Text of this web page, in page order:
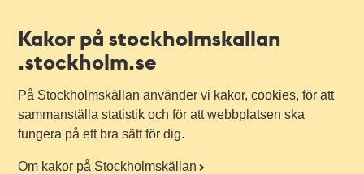
Kakor på stockholmskallan
.stockholm.se
På Stockholmskällan använder vi kakor, cookies, för att
sammanställa statistik och för att webbplatsen ska
fungera på ett bra sätt för dig.
Om kakor på Stockholmskällan